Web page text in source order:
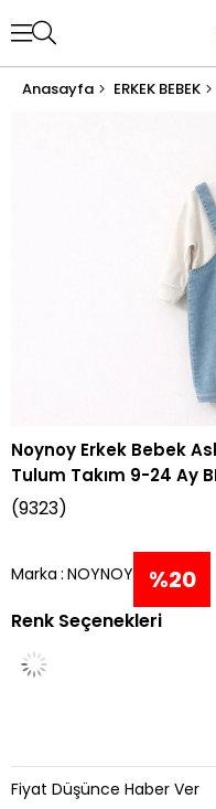
Anasayfa ERKEK BEBEK
Noynoy Erkek Bebek
Tulum Takım 9-24 Ay
(9323)
Marka : NOYNOY %20
İndirim
Renk Seçenekleri
Fiyat Düşünce Haber Ver